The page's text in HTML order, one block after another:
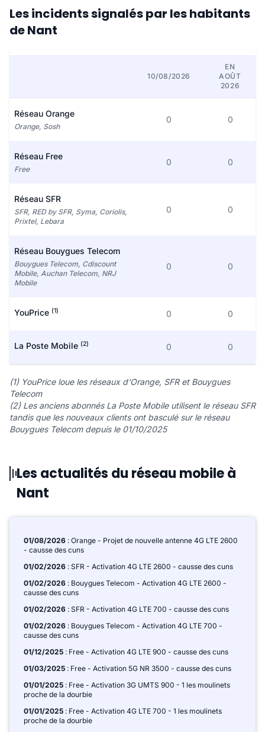
Les incidents signalés par les habitants
de Nant
10/08/2026
EN
AOÛT
2026
Réseau Orange
Orange, Sosh
0 0
Réseau Free
Free
0 0
Réseau SFR
SFR, RED by SFR, Syma, Coriolis,
Prixtel, Lebara
0 0
Réseau Bouygues Telecom
Bouygues Telecom, Cdiscount
Mobile, Auchan Telecom, NRJ
Mobile
0 0
YouPrice (1) 0 0
La Poste Mobile (2) 0 0
(1) YouPrice loue les réseaux d'Orange, SFR et Bouygues
Telecom
(2) Les anciens abonnés La Poste Mobile utilisent le réseau SFR
tandis que les nouveaux clients ont basculé sur le réseau
Bouygues Telecom depuis le 01/10/2025
Les actualités du réseau mobile à
Nant
01/08/2026 : Orange - Projet de nouvelle antenne 4G LTE 2600
- causse des cuns
01/02/2026 : SFR - Activation 4G LTE 2600 - causse des cuns
01/02/2026 : Bouygues Telecom - Activation 4G LTE 2600 -
causse des cuns
01/02/2026 : SFR - Activation 4G LTE 700 - causse des cuns
01/02/2026 : Bouygues Telecom - Activation 4G LTE 700 -
causse des cuns
01/12/2025 : Free - Activation 4G LTE 900 - causse des cuns
01/03/2025 : Free - Activation 5G NR 3500 - causse des cuns
01/01/2025 : Free - Activation 3G UMTS 900 - 1 les moulinets
proche de la dourbie
01/01/2025 : Free - Activation 4G LTE 700 - 1 les moulinets
proche de la dourbie